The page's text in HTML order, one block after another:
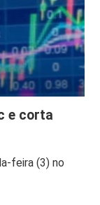
e corta
feira (3) no